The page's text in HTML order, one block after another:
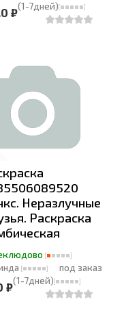
(1-7дней)
₽
Неразлучные
Раскраска
под заказ
(1-7дней)
₽